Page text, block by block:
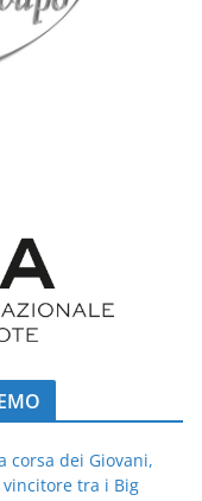
corsa dei Giovani,
tra i Big